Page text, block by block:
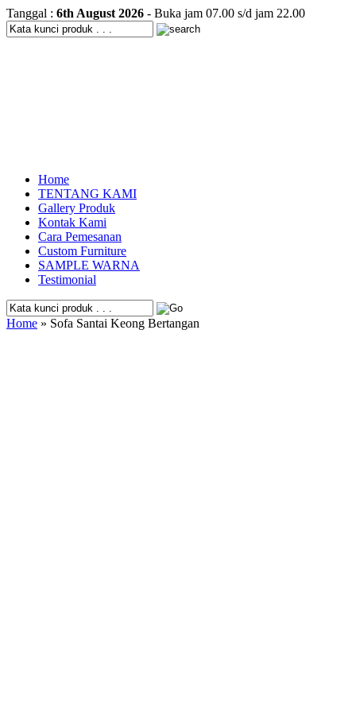
Tanggal : 6th August 2026 - Buka jam 07.00 s/d jam 22.00
Home
TENTANG KAMI
Gallery Produk
Kontak Kami
Cara Pemesanan
Custom Furniture
SAMPLE WARNA
Testimonial
Home » Sofa Santai Keong Bertangan